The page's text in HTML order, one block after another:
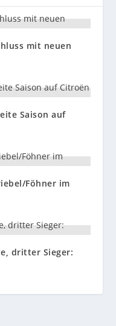
mit neuen
Saison auf
Föhner im
dritter Sieger: